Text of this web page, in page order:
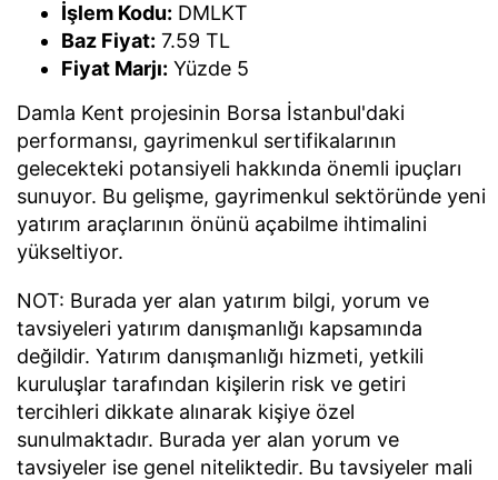
İşlem Kodu: DMLKT
Baz Fiyat: 7.59 TL
Fiyat Marjı: Yüzde 5
Damla Kent projesinin Borsa İstanbul'daki
performansı, gayrimenkul sertifikalarının
gelecekteki potansiyeli hakkında önemli ipuçları
sunuyor. Bu gelişme, gayrimenkul sektöründe yeni
yatırım araçlarının önünü açabilme ihtimalini
yükseltiyor.
NOT: Burada yer alan yatırım bilgi, yorum ve
tavsiyeleri yatırım danışmanlığı kapsamında
değildir. Yatırım danışmanlığı hizmeti, yetkili
kuruluşlar tarafından kişilerin risk ve getiri
tercihleri dikkate alınarak kişiye özel
sunulmaktadır. Burada yer alan yorum ve
tavsiyeler ise genel niteliktedir. Bu tavsiyeler mali